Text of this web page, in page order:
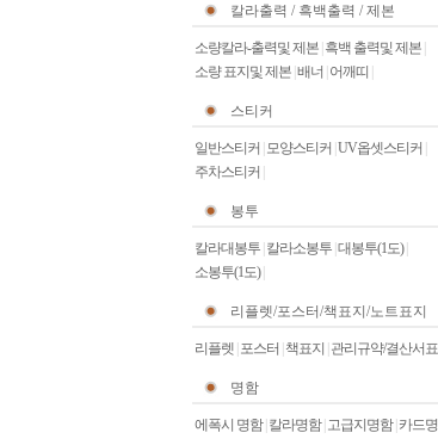
칼라출력 / 흑백출력 / 제본
소량칼라-출력및 제본 흑백 출력및 제본
소량 표지및 제본 배너 어깨띠
스티커
일반스티커 모양스티커 UV옵셋스티커
주차스티커
봉투
칼라대봉투 칼라소봉투 대봉투(1도)|
소봉투(1도)|
리플렛/포스터/책표지/노트표지
리플렛 포스터 책표지 관리규약/결산서표
명함
에폭시 명함| 칼라명함| 고급지명함| 카드